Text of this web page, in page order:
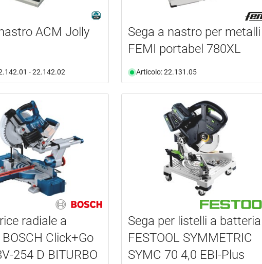
ACM Jolly
- 22.142.02
Sega a nastro per metalli
FEMI portabel 780XL
Articolo: 22.131.05
radiale a
Click+Go
254 D BITURBO
Sega per listelli a batteria
FESTOOL SYMMETRIC
SYMC 70 4,0 EBI-Plus